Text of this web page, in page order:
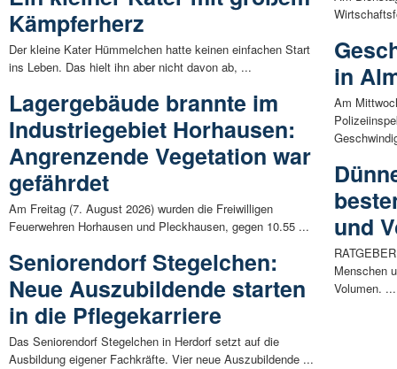
Kämpferherz
Der kleine Kater Hümmelchen hatte keinen einfachen Start
ins Leben. Das hielt ihn aber nicht davon ab, ...
Lagergebäude brannte im
Industriegebiet Horhausen:
Angrenzende Vegetation war
gefährdet
Am Freitag (7. August 2026) wurden die Freiwilligen
Feuerwehren Horhausen und Pleckhausen, gegen 10.55 ...
Seniorendorf Stegelchen:
Neue Auszubildende starten
in die Pflegekarriere
Das Seniorendorf Stegelchen in Herdorf setzt auf die
Ausbildung eigener Fachkräfte. Vier neue Auszubildende ...
in
Am
und
Menschen
Volumen. ...